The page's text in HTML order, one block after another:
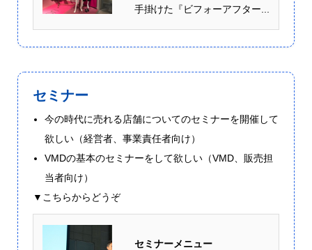
手掛けた『ビフォーアフター...
セミナー
今の時代に売れる店舗についてのセミナーを開催して
欲しい（経営者、事業責任者向け）
VMDの基本のセミナーをして欲しい（VMD、販売担
当者向け）
▼こちらからどうぞ
セミナーメニュー